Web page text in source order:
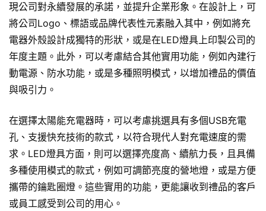
現公司對永續發展的承諾，並提升企業形象。在設計上，可
將公司Logo、標語或品牌代表性元素融入其中，例如將充
電器外殼設計成獨特的形狀，或是在LED燈具上印製公司的
年度主題。此外，可以考慮結合其他實用功能，例如內建行
動電源、防水功能，或是多種照明模式，以增加禮品的價值
與吸引力。
在選擇太陽能充電器時，可以考慮挑選具有多個USB充電
孔、支援快充技術的款式，以符合現代人對充電速度的需
求。LED燈具方面，則可以選擇亮度高、續航力長，且具備
多種使用模式的款式，例如可調節亮度的營地燈，或是方便
攜帶的鑰匙圈燈。這些實用的功能，更能讓收到禮品的客戶
或員工感受到公司的用心。